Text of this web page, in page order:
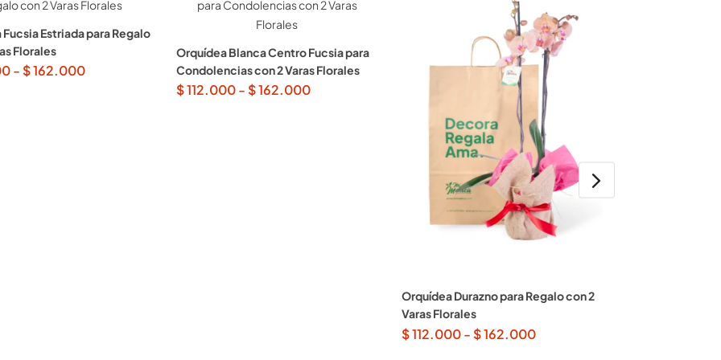
Estriada para Regalo
Florales
- $162.000
Orquídea Blanca Centro Fucsia para
Condolencias con 2 Varas Florales
$112.000- $162.000
Orquídea Durazno para Regalo con 2
Varas Florales
$112.000- $162.000